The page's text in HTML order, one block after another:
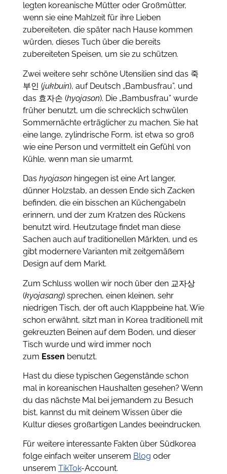
legten koreanische Mütter oder Großmütter,
wenn sie eine Mahlzeit für ihre Lieben
zubereiteten, die später nach Hause kommen
würden, dieses Tuch über die bereits
zubereiteten Speisen, um sie zu schützen.
Zwei weitere sehr schöne Utensilien sind das 죽
부인 (jukbuin), auf Deutsch „Bambusfrau”, und
das 효자손 (hyojason). Die „Bambusfrau” wurde
früher benutzt, um die schrecklich schwülen
Sommernächte erträglicher zu machen. Sie hat
eine lange, zylindrische Form, ist etwa so groß
wie eine Person und vermittelt ein Gefühl von
Kühle, wenn man sie umarmt.
Das hyojason hingegen ist eine Art langer,
dünner Holzstab, an dessen Ende sich Zacken
befinden, die ein bisschen an Küchengabeln
erinnern, und der zum Kratzen des Rückens
benutzt wird. Heutzutage findet man diese
Sachen auch auf traditionellen Märkten, und es
gibt modernere Varianten mit zeitgemäßem
Design auf dem Markt.
Zum Schluss wollen wir noch über den 교자상
(kyojasang) sprechen, einen kleinen, sehr
niedrigen Tisch, der oft auch Klappbeine hat. Wie
schon erwähnt, sitzt man in Korea traditionell mit
gekreuzten Beinen auf dem Boden, und dieser
Tisch wurde und wird immer noch
zum Essen benutzt.
Hast du diese typischen Gegenstände schon
mal in koreanischen Haushalten gesehen? Wenn
du das nächste Mal bei jemandem zu Besuch
bist, kannst du mit deinem Wissen über die
Kultur dieses großartigen Landes beeindrucken.
Für weitere interessante Fakten über Südkorea
folge einfach weiter unserem Blog oder
unserem TikTok-Account.